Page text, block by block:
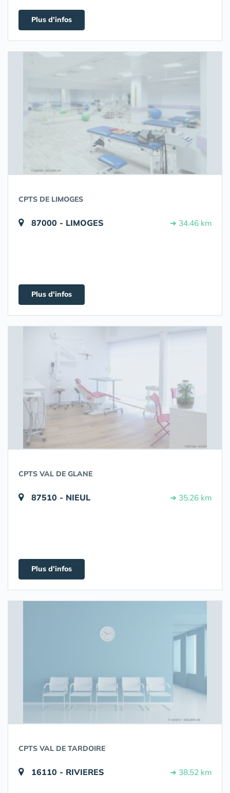
Plus d'infos
CPTS DE LIMOGES
87000 - LIMOGES ➔ 34.46 km
Plus d'infos
CPTS VAL DE GLANE
87510 - NIEUL ➔ 35.26 km
Plus d'infos
CPTS VAL DE TARDOIRE
16110 - RIVIERES ➔ 38.52 km